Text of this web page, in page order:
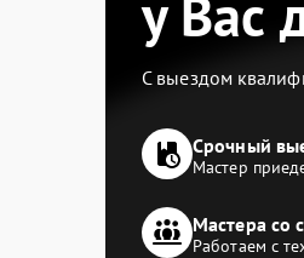
у Вас
С выездом
Срочный
Мастер
Мастера со
Работаем с